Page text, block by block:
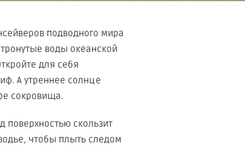
подводного мира
воды океанской
для себя
А утреннее солнце
сокровища.
скользит
чтобы плыть следом